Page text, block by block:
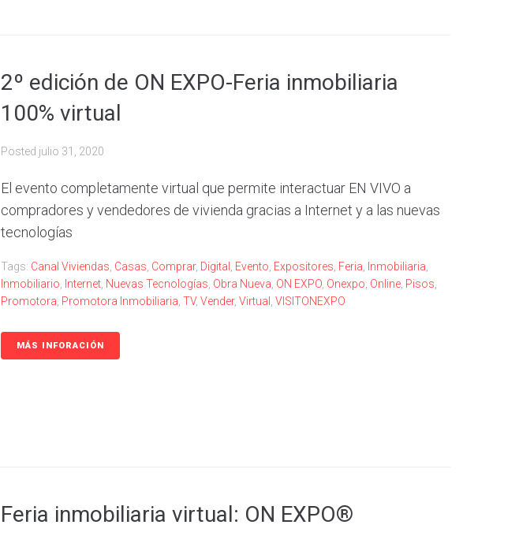
2º edición de ON EXPO-Feria inmobiliaria
100% virtual
Posted julio 31, 2020
El evento completamente virtual que permite interactuar EN VIVO a
compradores y vendedores de vivienda gracias a Internet y a las nuevas
tecnologías
Tags: Canal Viviendas, Casas, Comprar, Digital , Evento, Expositores, Feria, Inmobiliaria,
Inmobiliario, Internet, Nuevas Tecnologías, Obra Nueva, ON EXPO, Onexpo, Online, Pisos,
Promotora, Promotora Inmobiliaria, TV, Vender, Virtual , VISITONEXPO
MÁS INFORACIÓN
Feria inmobiliaria virtual: ON EXPO®